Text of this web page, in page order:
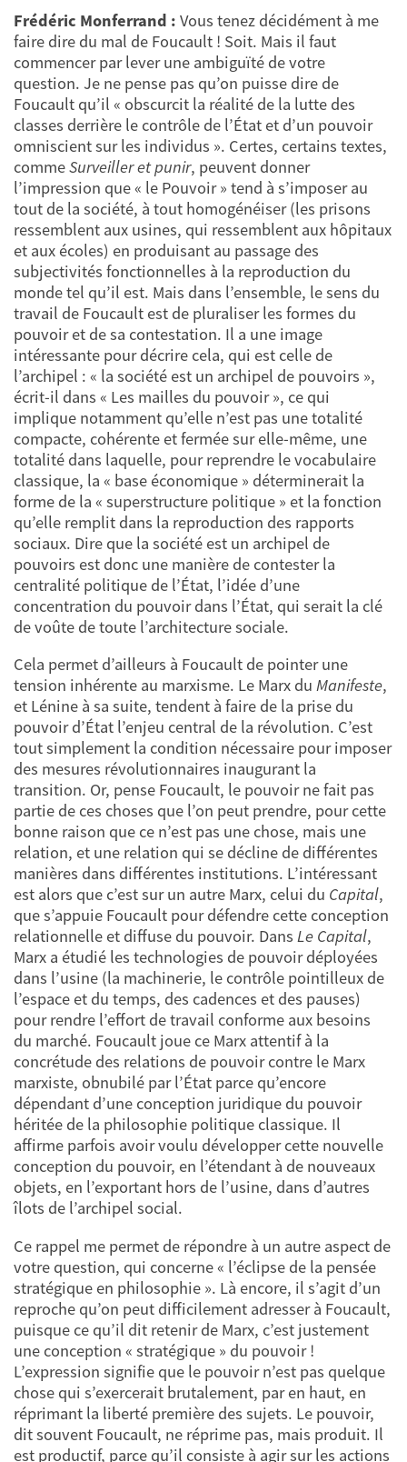
Frédéric Monferrand : Vous tenez décidément à me
faire dire du mal de Foucault ! Soit. Mais il faut
commencer par lever une ambiguïté de votre
question. Je ne pense pas qu’on puisse dire de
Foucault qu’il « obscurcit la réalité de la lutte des
classes derrière le contrôle de l’État et d’un pouvoir
omniscient sur les individus ». Certes, certains textes,
commeSurveiller et punir, peuvent donner
l’impression que « le Pouvoir » tend à s’imposer au
tout de la société, à tout homogénéiser (les prisons
ressemblent aux usines, qui ressemblent aux hôpitaux
et aux écoles) en produisant au passage des
subjectivités fonctionnelles à la reproduction du
monde tel qu’il est. Mais dans l’ensemble, le sens du
travail de Foucault est de pluraliser les formes du
pouvoir et de sa contestation. Il a une image
intéressante pour décrire cela, qui est celle de
l’archipel : « la société est un archipel de pouvoirs »,
écrit-il dans « Les mailles du pouvoir », ce qui
implique notamment qu’elle n’est pas une totalité
compacte, cohérente et fermée sur elle-même, une
totalité dans laquelle, pour reprendre le vocabulaire
classique, la « base économique » déterminerait la
forme de la « superstructure politique » et la fonction
qu’elle remplit dans la reproduction des rapports
sociaux. Dire que la société est un archipel de
pouvoirs est donc une manière de contester la
centralité politique de l’État, l’idée d’une
concentration du pouvoir dans l’État, qui serait la clé
de voûte de toute l’architecture sociale.
Cela permet d’ailleurs à Foucault de pointer une
tension inhérente au marxisme. Le Marx du Manifeste,
et Lénine à sa suite, tendent à faire de la prise du
pouvoir d’État l’enjeu central de la révolution. C’est
tout simplement la condition nécessaire pour imposer
des mesures révolutionnaires inaugurant la
transition. Or, pense Foucault, le pouvoir ne fait pas
partie de ces choses que l’on peut prendre, pour cette
bonne raison que ce n’est pas une chose, mais une
relation, et une relation qui se décline de différentes
manières dans différentes institutions. L’intéressant
est alors que c’est sur un autre Marx, celui du Capital,
que s’appuie Foucault pour défendre cette conception
relationnelle et diffuse du pouvoir. Dans Le Capital,
Marx a étudié les technologies de pouvoir déployées
dans l’usine (la machinerie, le contrôle pointilleux de
l’espace et du temps, des cadences et des pauses)
pour rendre l’effort de travail conforme aux besoins
du marché. Foucault joue ce Marx attentif à la
concrétude des relations de pouvoir contre le Marx
marxiste, obnubilé par l’État parce qu’encore
dépendant d’une conception juridique du pouvoir
héritée de la philosophie politique classique. Il
affirme parfois avoir voulu développer cette nouvelle
conception du pouvoir, en l’étendant à de nouveaux
objets, en l’exportant hors de l’usine, dans d’autres
îlots de l’archipel social.
Ce rappel me permet de répondre à un autre aspect de
votre question, qui concerne « l’éclipse de la pensée
stratégique en philosophie ». Là encore, il s’agit d’un
reproche qu’on peut difficilement adresser à Foucault,
puisque ce qu’il dit retenir de Marx, c’est justement
une conception « stratégique » du pouvoir !
L’expression signifie que le pouvoir n’est pas quelque
chose qui s’exercerait brutalement, par en haut, en
réprimant la liberté première des sujets. Le pouvoir,
dit souvent Foucault, ne réprime pas, mais produit. Il
est productif, parce qu’il consiste à agir sur les actions